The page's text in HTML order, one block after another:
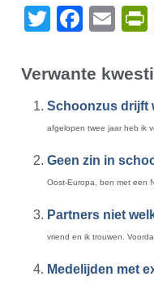
Twitter
Verwante
Schoonzus drijft
afgelopen twee jaar heb ik
Geen zin in
Oost-Europa, ben met een
Partners niet
vriend en ik trouwen.
Medelijden met